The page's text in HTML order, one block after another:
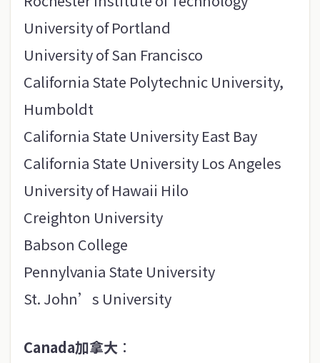
University of Portland
University of San Francisco
California State Polytechnic University,
Humboldt
California State University East Bay
California State University Los Angeles
University of Hawaii Hilo
Creighton University
Babson College
Pennylvania State University
St. John’s University
Canada加拿大 ：